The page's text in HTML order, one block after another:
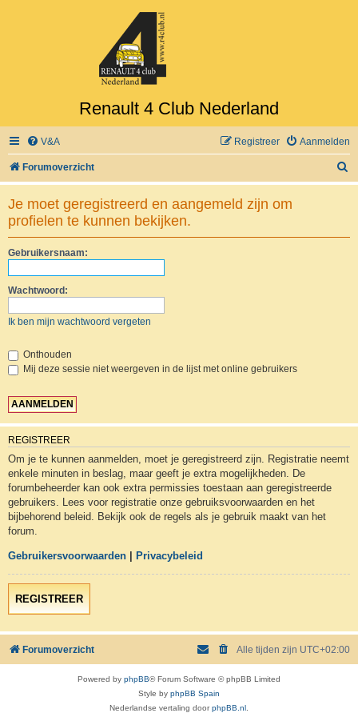
Renault 4 Club Nederland
V&A Aanmelden
Registreer
Forumoverzicht
o
Je moet geregistreerd en aangemeld zijn om
profielen te kunnen bekijken.
Gebruikersnaam:
Wachtwoord:
Ik ben mijn wachtwoord vergeten
Onthouden
Mij deze sessie niet weergeven in de lijst met online gebruikers
REGISTREER
Om je te kunnen aanmelden, moet je geregistreerd zijn. Registratie neemt
enkele minuten in beslag, maar geeft je extra mogelijkheden. De
forumbeheerder kan ook extra permissies toestaan aan geregistreerde
gebruikers. Lees voor registratie onze gebruiksvoorwaarden en het
bijbehorend beleid. Bekijk ook de regels als je gebruik maakt van het
forum.
Gebruikersvoorwaarden Privacybeleid
REGISTREER
Forumoverzicht Alle tijden zijn UTC+02:00
Powered by phpBB® Forum Software © phpBB Limited
Style by phpBB Spain
Nederlandse vertaling doorphpBB.nl .